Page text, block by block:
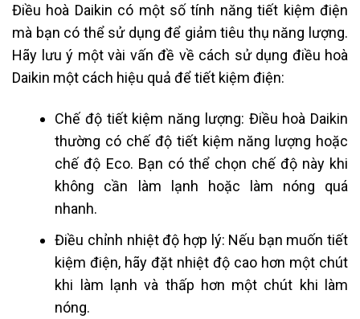
Điều hoà Daikin có một số tính năng tiết kiệm điện
mà bạn có thể sử dụng để giảm tiêu thụ năng lượng.
Hãy lưu ý một vài vấn đề về cách sử dụng điều hoà
Daikin một cách hiệu quả để tiết kiệm điện:
Chế độ tiết kiệm năng lượng: Điều hoà Daikin
thường có chế độ tiết kiệm năng lượng hoặc
chế độ Eco. Bạn có thể chọn chế độ này khi
không cần làm lạnh hoặc làm nóng quá
nhanh.
Điều chỉnh nhiệt độ hợp lý: Nếu bạn muốn tiết
kiệm điện, hãy đặt nhiệt độ cao hơn một chút
khi làm lạnh và thấp hơn một chút khi làm
nóng.